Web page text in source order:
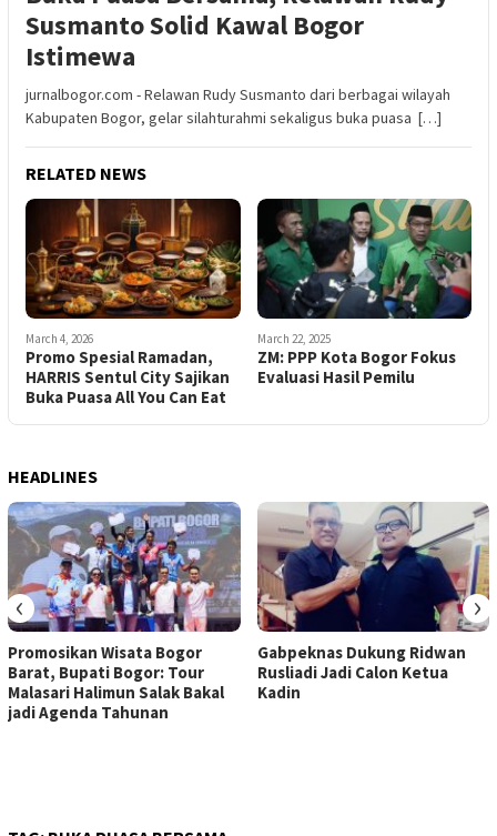
Susmanto Solid Kawal Bogor
Istimewa
jurnalbogor.com - Relawan Rudy Susmanto dari berbagai wilayah
Kabupaten Bogor, gelar silahturahmi sekaligus buka puasa […]
RELATED NEWS
March 4, 2026
Promo Spesial Ramadan,
HARRIS Sentul City Sajikan
Buka Puasa All You Can Eat
March 22, 2025
ZM: PPP Kota Bogor Fokus
Evaluasi Hasil Pemilu
HEADLINES
Promosikan Wisata Bogor
Barat, Bupati Bogor: Tour
Malasari Halimun Salak Bakal
jadi Agenda Tahunan
Gabpeknas Dukung Ridwan
Rusliadi Jadi Calon Ketua
Kadin
‹ ›